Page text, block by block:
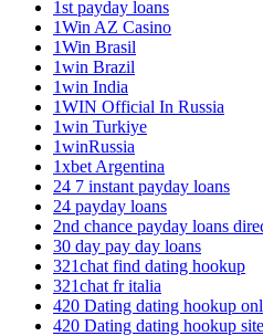
1st payday loans
1Win AZ Casino
1Win Brasil
1win Brazil
1win India
1WIN Official In Russia
1win Turkiye
1winRussia
1xbet Argentina
24 7 instant payday loans
24 payday loans
2nd chance payday loans
30 day pay day loans
321chat find dating hookup
321chat fr italia
420 Dating dating hookup
420 Dating dating hookup site